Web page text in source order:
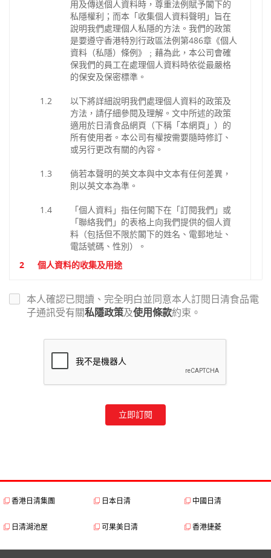
用及傳送個人資料時，尊重法例賦予閣下的
私隱權利；而本「收集個人資料聲明」旨在
說明我們處理個人私隱的方法。我們的政策
是要遵守香港特別行政區法例第486章《個人
資料（私隱）條例》﹔藉為此，本公司會確
保我們的員工在處理個人資料時依從最嚴格
的保安及保密標準。
1.2
以下將詳細說明我們處理個人資料的政策及
方法，請仔細參閱及理解。文中所述的政策
適用於日清食品網頁（下稱「本網頁」）的
所有使用者。本公司有權按需要隨時修訂、
或另行更改有關的內容。
1.3
倘若本聲明的英文本與中文本有任何差異，
則以英文本為準。
1.4
「個人資料」指任何閣下在「訂閱我們」或
「聯絡我們」的表格上向我們提供的個人資
料（包括但不限於閣下的姓名、電郵地址、
電話號碼、性別）。
2
個人資料的收集及用途
表格（下稱「該表格」）時，我們將收集閣
下的個人資料。
2.3
閣下向我們提供的個人資料將會被日清食品
a. 申請、日常運作、延續使用及終止日清
食品電子通訊的訂閱；
例要求，而向任何香港政府機關披露個人資
本人確認已閱讀、完全明白並同意本人訂閱日清食品電
子通訊受有關私隱政策及使用條款約束。
立即訂閱
香港日清集團 日本日清 中國日清
日清湖池屋 可果美日清 香港捷菱